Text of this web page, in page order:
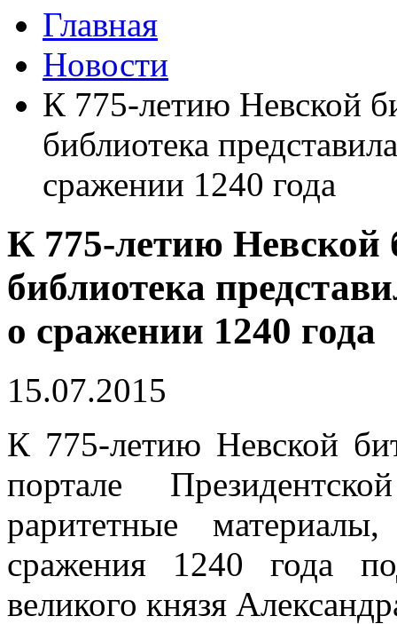
Главная
Новости
К 775-летию Невской
библиотека
сражении 1240 года
К 775-летию Невской
библиотека
о сражении 1240 года
15.07.2015
К 775-летию Невской
портале
раритетные
сражения 1240 года
великого князя